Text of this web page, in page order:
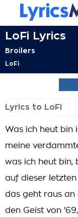
LoFi Lyrics
Broilers
LoFi
Lyrics to LoFi
Was ich heut bin
meine
was ich heut bin,
auf dieser
das geht raus an
den Geist von